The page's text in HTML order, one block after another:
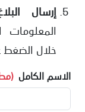
إرسال
المعلومات
خلال الضغط
الاسم الكامل